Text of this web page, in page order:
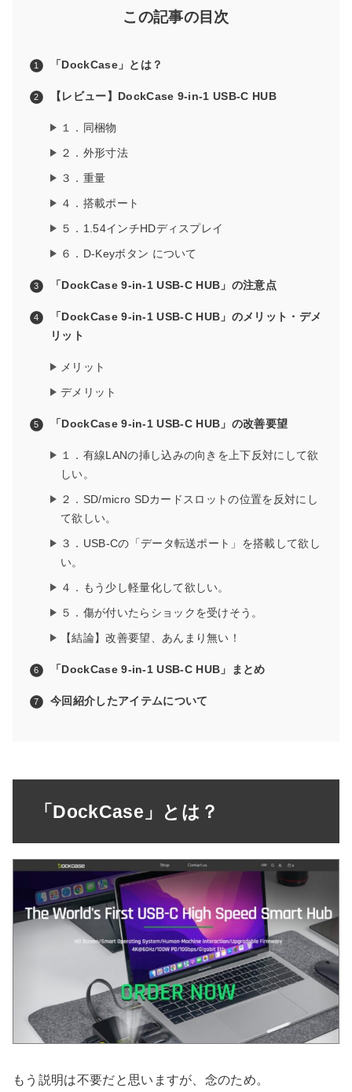
この記事の目次
「DockCase」とは？
【レビュー】DockCase 9-in-1 USB-C HUB
１．同梱物
２．外形寸法
３．重量
４．搭載ポート
５．1.54インチHDディスプレイ
６．D-Keyボタン について
「DockCase 9-in-1 USB-C HUB」の注意点
「DockCase 9-in-1 USB-C HUB」のメリット・デメ
リット
メリット
デメリット
「DockCase 9-in-1 USB-C HUB」の改善要望
１．有線LANの挿し込みの向きを上下反対にして欲
しい。
２．SD/micro SDカードスロットの位置を反対にし
て欲しい。
３．USB-Cの「データ転送ポート」を搭載して欲し
い。
４．もう少し軽量化して欲しい。
５．傷が付いたらショックを受けそう。
【結論】改善要望、あんまり無い！
「DockCase 9-in-1 USB-C HUB」まとめ
今回紹介したアイテムについて
「DockCase」とは？
もう説明は不要だと思いますが、念のため。